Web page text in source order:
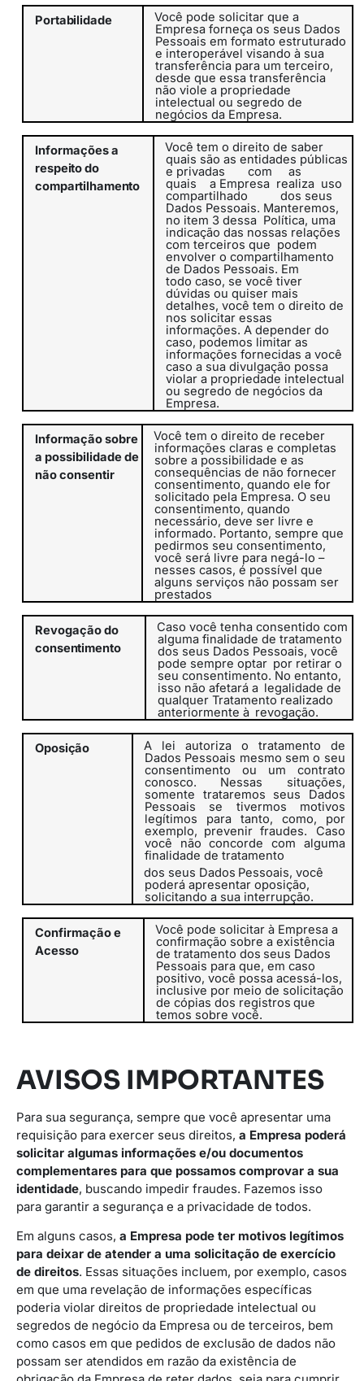
Portabilidade
Você pode solicitar que a
Empresa forneça os seus Dados
Pessoais em formato estruturado
e interoperável visando à sua
transferência para um terceiro,
desde que essa transferência
não viole a propriedade
intelectual ou segredo de
negócios da Empresa.
Informaçõesa
respeito do
compartilhamento
Você tem o direito de saber
quais são as entidades públicas
e privadas
com
as
quais
a Empresa realiza uso
compartilhado
dos seus
Dados Pessoais. Manteremos,
no item 3 dessa Política, uma
indicação das nossas relações
com terceiros que podem
envolver o compartilhamento
de Dados Pessoais. Em
todo caso, se você tiver
dúvidas ou quiser mais
detalhes, você tem o direito de
nos solicitar essas
informações. A depender do
caso, podemos limitar as
informações fornecidas a você
caso a sua divulgação possa
violar a propriedade intelectual
ou segredo de negócios da
Empresa.
Informação sobre
a possibilidade de
não consentir
Você tem o direito de receber
informações claras e completas
sobre a possibilidade e as
consequências de não fornecer
consentimento, quando ele for
solicitado pela Empresa. O seu
consentimento, quando
necessário, deve ser livre e
informado. Portanto, sempre que
pedirmos seu consentimento,
você será livre para negá-lo –
nesses casos, é possível que
alguns serviços não possam ser
prestados
Revogação do
consentimento
Caso você tenha consentido com
alguma finalidade de tratamento
dos seus Dados Pessoais, você
pode sempre optar por retirar o
seu consentimento. No entanto,
isso não afetará a legalidade de
qualquer Tratamento realizado
anteriormente à revogação.
Oposição A lei autoriza o tratamento
de
Dados Pessoais mesmo sem o seu
consentimento ou um contrato
conosco. Nessas situações,
somente trataremos seus Dados
Pessoais se tivermos motivos
legítimos para tanto, como, por
exemplo, prevenir fraudes.
Caso
você não concorde com alguma
finalidade de tratamento
dos seus Dados Pessoais, você
poderá apresentar oposição,
solicitando a sua interrupção.
Confirmaçãoe
Acesso
Você pode solicitar à Empresa a
confirmação sobre a existência
de tratamento dos seus Dados
Pessoais para que, em caso
positivo, você possa acessá-los,
inclusive por meio de solicitação
de cópias dos registros que
temos sobre você.
AVISOS IMPORTANTES
Para sua segurança, sempre que você apresentar uma
requisição para exercer seus direitos, a Empresa poderá
solicitar algumas informações e/ou documentos
complementares para que possamos comprovar a sua
identidade, buscando impedir fraudes. Fazemos isso
para garantir a segurança e a privacidade de todos.
Em alguns casos, a Empresa pode ter motivos legítimos
para deixar de atender a uma solicitação de exercício
de direitos. Essas situações incluem, por exemplo, casos
em que uma revelação de informações específicas
poderia violar direitos de propriedade intelectual ou
segredos de negócio da Empresa ou de terceiros, bem
como casos em que pedidos de exclusão de dados não
possam ser atendidos em razão da existência de